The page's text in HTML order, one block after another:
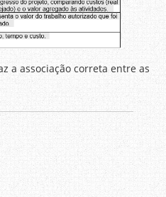
a associação correta entre as